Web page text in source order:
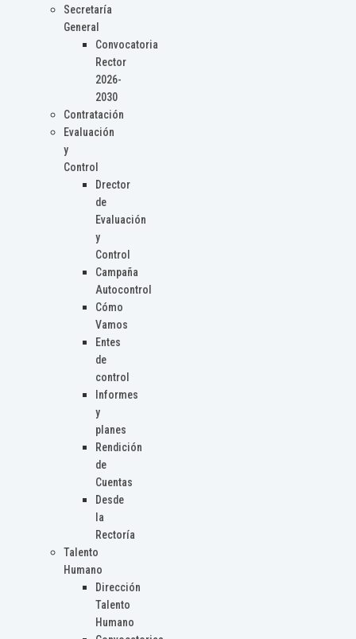
Secretaría
General
Convocatoria
Rector
2026-
2030
Contratación
Evaluación
y
Control
Drector
de
Evaluación
y
Control
Campaña
Autocontrol
Cómo
Vamos
Entes
de
control
Informes
y
planes
Rendición
de
Cuentas
Desde
la
Rectoría
Talento
Humano
Dirección
Talento
Humano